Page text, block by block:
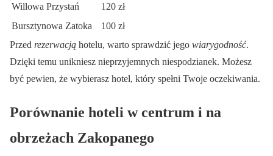
Willowa Przystań
120 zł
Bursztynowa Zatoka
100 zł
Przed rezerwacją hotelu, warto sprawdzić jego wiarygodność.
Dzięki temu unikniesz nieprzyjemnych niespodzianek. Możesz
być pewien, że wybierasz hotel, który spełni Twoje oczekiwania.
Porównanie hoteli w centrum i na
obrzeżach Zakopanego